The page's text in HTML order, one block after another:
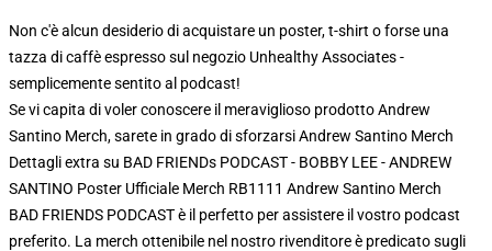
Non c'è alcun desiderio di acquistare un poster, t-shirt o forse una
tazza di caffè espresso sul negozio Unhealthy Associates -
semplicemente sentito al podcast!
Se vi capita di voler conoscere il meraviglioso prodotto Andrew
Santino Merch, sarete in grado di sforzarsiAndrew Santino Merch
Dettagli extra su BAD FRIENDs PODCAST - BOBBY LEE - ANDREW
SANTINO Poster Ufficiale Merch RB1111 Andrew Santino Merch
BAD FRIENDS PODCAST è il perfetto per assistere il vostro podcast
preferito. La merch ottenibile nel nostro rivenditore è predicato sugli